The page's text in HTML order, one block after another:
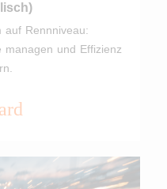
auf Rennniveau:
managen und Effizienz